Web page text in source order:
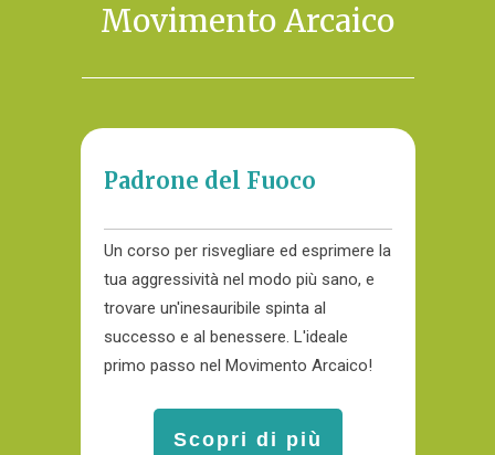
Movimento Arcaico
Padrone del Fuoco
Un corso per risvegliare ed esprimere la
tua aggressività nel modo più sano, e
trovare un'inesauribile spinta al
successo e al benessere. L'ideale
primo passo nel Movimento Arcaico!
Scopri di più